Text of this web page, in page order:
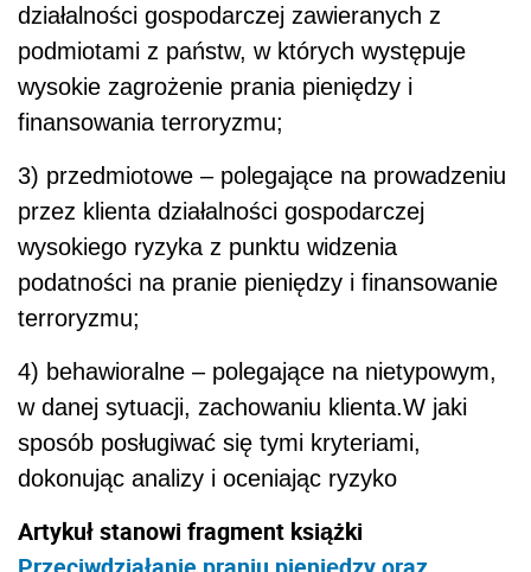
działalności gospodarczej zawieranych z
podmiotami z państw, w których występuje
wysokie zagrożenie prania pieniędzy i
finansowania terroryzmu;
3) przedmiotowe – polegające na prowadzeniu
przez klienta działalności gospodarczej
wysokiego ryzyka z punktu widzenia
podatności na pranie pieniędzy i finansowanie
terroryzmu;
4) behawioralne – polegające na nietypowym,
w danej sytuacji, zachowaniu klienta.W jaki
sposób posługiwać się tymi kryteriami,
dokonując analizy i oceniając ryzyko
Artykuł stanowi fragment książki